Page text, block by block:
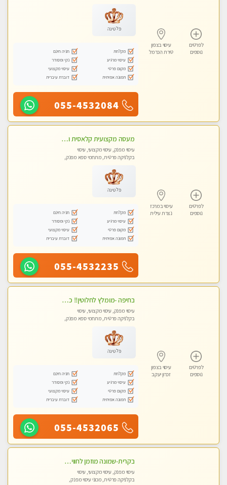
לפרטים
נוספים
עיסוי בצפון
טירת הכרמל
פלטינה
מקלחת
חניה חינם
עיסוי מרגיע
נקי ומסודר
מקום פרטי
עיסוי מקצועי
תמונה אמיתית
דוברת עיברית
055-4532084
לפרטים
נוספים
עיסוי במרכז
נצרת עילית
מעסה מקצועית קלאסית ומפנקת בחיפה
עיסוי מפנק, עיסוי מקצועי, עיסוי
בקלניקה פרטית, מתחמי ספא מפנק,
פלטינה
מקלחת
חניה חינם
עיסוי מרגיע
נקי ומסודר
מקום פרטי
עיסוי מקצועי
תמונה אמיתית
דוברת עיברית
055-4532235
לפרטים
נוספים
עיסוי בצפון
זכרון יעקב
בחיפה -מומלץ לחלוטין!! כל סוגי העיסויים מעסה מקצועית ואיכותית פרטי!!!
עיסוי מפנק, עיסוי מקצועי, עיסוי
בקלניקה פרטית, מתחמי ספא מפנק,
טנטרה
פלטינה
מקלחת
חניה חינם
עיסוי מרגיע
נקי ומסודר
מקום פרטי
עיסוי מקצועי
תמונה אמיתית
דוברת עיברית
055-4532065
בקרית-שמונה מוזמן לחוויה בלתי נשכחת מעסה איכותית מקצועית ומפנקת- ללא מין !!
עיסוי מפנק, עיסוי מקצועי, עיסוי
בקלניקה פרטית, מכוני עיסוי מפנק,